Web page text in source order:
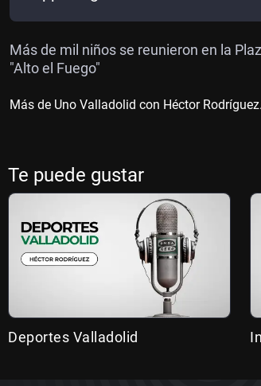
Más de mil niños se reunieron en la
"Alto el Fuego"
Más de Uno Valladolid con Héctor
Te puede gustar
Deportes Valladolid